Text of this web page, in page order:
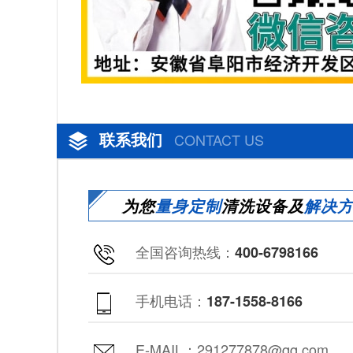
联系我们 CONTACT US
为您量身定制清洗设备及解决
全国咨询热线： 400-6798166
手机电话： 187-1558-8166